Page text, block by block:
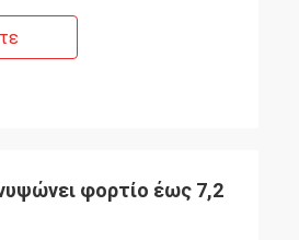
φορτίο έως 7,2